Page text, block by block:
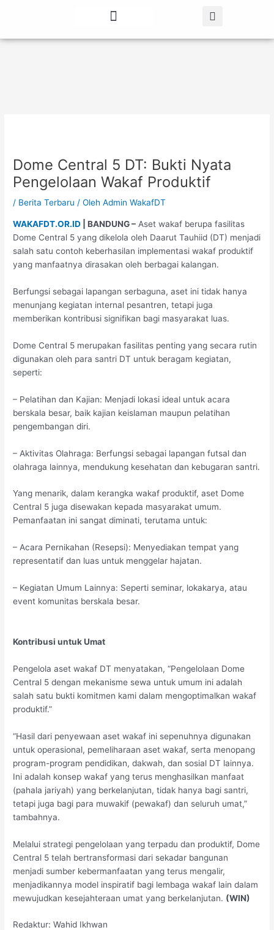
Dome Central 5 DT: Bukti Nyata
Pengelolaan Wakaf Produktif
/ Berita Terbaru / OlehAdmin WakafDT
WAKAFDT.OR.ID | BANDUNG – Aset wakaf berupa fasilitas
Dome Central 5 yang dikelola oleh Daarut Tauhiid (DT) menjadi
salah satu contoh keberhasilan implementasi wakaf produktif
yang manfaatnya dirasakan oleh berbagai kalangan.
Berfungsi sebagai lapangan serbaguna, aset ini tidak hanya
menunjang kegiatan internal pesantren, tetapi juga
memberikan kontribusi signifikan bagi masyarakat luas.
Dome Central 5 merupakan fasilitas penting yang secara rutin
digunakan oleh para santri DT untuk beragam kegiatan,
seperti:
– Pelatihan dan Kajian: Menjadi lokasi ideal untuk acara
berskala besar, baik kajian keislaman maupun pelatihan
pengembangan diri.
– Aktivitas Olahraga: Berfungsi sebagai lapangan futsal dan
olahraga lainnya, mendukung kesehatan dan kebugaran santri.
Yang menarik, dalam kerangka wakaf produktif, aset Dome
Central 5 juga disewakan kepada masyarakat umum.
Pemanfaatan ini sangat diminati, terutama untuk:
– Acara Pernikahan (Resepsi): Menyediakan tempat yang
representatif dan luas untuk menggelar hajatan.
– Kegiatan Umum Lainnya: Seperti seminar, lokakarya, atau
event komunitas berskala besar.
Kontribusi untuk Umat
Pengelola aset wakaf DT menyatakan, “Pengelolaan Dome
Central 5 dengan mekanisme sewa untuk umum ini adalah
salah satu bukti komitmen kami dalam mengoptimalkan wakaf
produktif.”
“Hasil dari penyewaan aset wakaf ini sepenuhnya digunakan
untuk operasional, pemeliharaan aset wakaf, serta menopang
program-program pendidikan, dakwah, dan sosial DT lainnya.
Ini adalah konsep wakaf yang terus menghasilkan manfaat
(pahala jariyah) yang berkelanjutan, tidak hanya bagi santri,
tetapi juga bagi para muwakif (pewakaf) dan seluruh umat,”
tambahnya.
Melalui strategi pengelolaan yang terpadu dan produktif, Dome
Central 5 telah bertransformasi dari sekadar bangunan
menjadi sumber kebermanfaatan yang terus mengalir,
menjadikannya model inspiratif bagi lembaga wakaf lain dalam
mewujudkan kesejahteraan umat yang berkelanjutan. (WIN)
Redaktur: Wahid Ikhwan